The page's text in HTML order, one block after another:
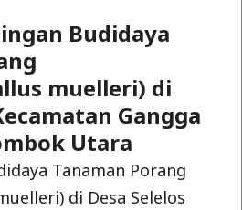
Budidaya
muelleri) di
Gangga
Utara
Tanaman Porang
di Desa Selelos